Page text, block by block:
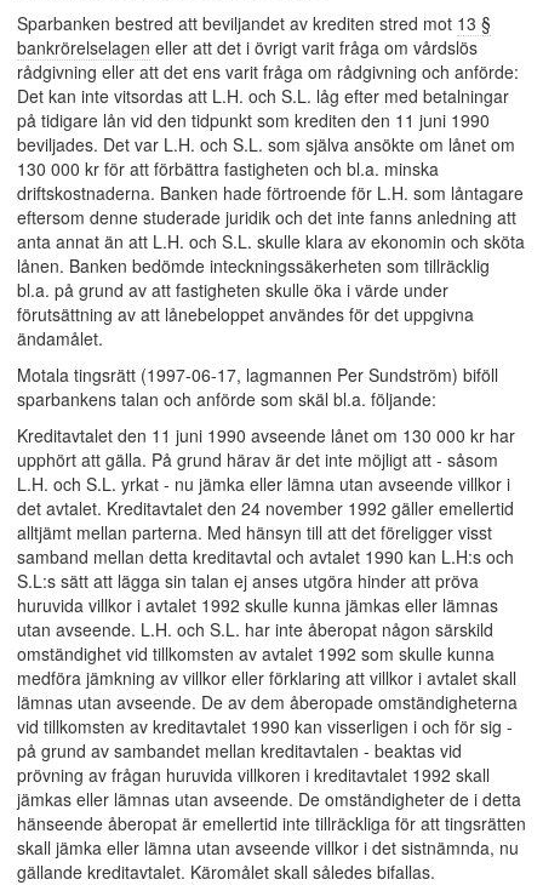
Sparbanken bestred att beviljandet av krediten stred mot 13 §
bankrörelselagen eller att det i övrigt varit fråga om vårdslös
rådgivning eller att det ens varit fråga om rådgivning och anförde:
Det kan inte vitsordas att L.H. och S.L. låg efter med betalningar
på tidigare lån vid den tidpunkt som krediten den 11 juni 1990
beviljades. Det var L.H. och S.L. som själva ansökte om lånet om
130 000 kr för att förbättra fastigheten och bl.a. minska
driftskostnaderna. Banken hade förtroende för L.H. som låntagare
eftersom denne studerade juridik och det inte fanns anledning att
anta annat än att L.H. och S.L. skulle klara av ekonomin och sköta
lånen. Banken bedömde inteckningssäkerheten som tillräcklig
bl.a. på grund av att fastigheten skulle öka i värde under
förutsättning av att lånebeloppet användes för det uppgivna
ändamålet.
Motala tingsrätt (1997-06-17, lagmannen Per Sundström) biföll
sparbankens talan och anförde som skäl bl.a. följande:
Kreditavtalet den 11 juni 1990 avseende lånet om 130 000 kr har
upphört att gälla. På grund härav är det inte möjligt att - såsom
L.H. och S.L. yrkat - nu jämka eller lämna utan avseende villkor i
det avtalet. Kreditavtalet den 24 november 1992 gäller emellertid
alltjämt mellan parterna. Med hänsyn till att det föreligger visst
samband mellan detta kreditavtal och avtalet 1990 kan L.H:s och
S.L:s sätt att lägga sin talan ej anses utgöra hinder att pröva
huruvida villkor i avtalet 1992 skulle kunna jämkas eller lämnas
utan avseende. L.H. och S.L. har inte åberopat någon särskild
omständighet vid tillkomsten av avtalet 1992 som skulle kunna
medföra jämkning av villkor eller förklaring att villkor i avtalet skall
lämnas utan avseende. De av dem åberopade omständigheterna
vid tillkomsten av kreditavtalet 1990 kan visserligen i och för sig -
på grund av sambandet mellan kreditavtalen - beaktas vid
prövning av frågan huruvida villkoren i kreditavtalet 1992 skall
jämkas eller lämnas utan avseende. De omständigheter de i detta
hänseende åberopat är emellertid inte tillräckliga för att tingsrätten
skall jämka eller lämna utan avseende villkor i det sistnämnda, nu
gällande kreditavtalet. Käromålet skall således bifallas.